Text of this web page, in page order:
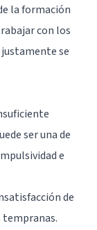
la formación
con los
se
ser una de
e
de
tempranas.